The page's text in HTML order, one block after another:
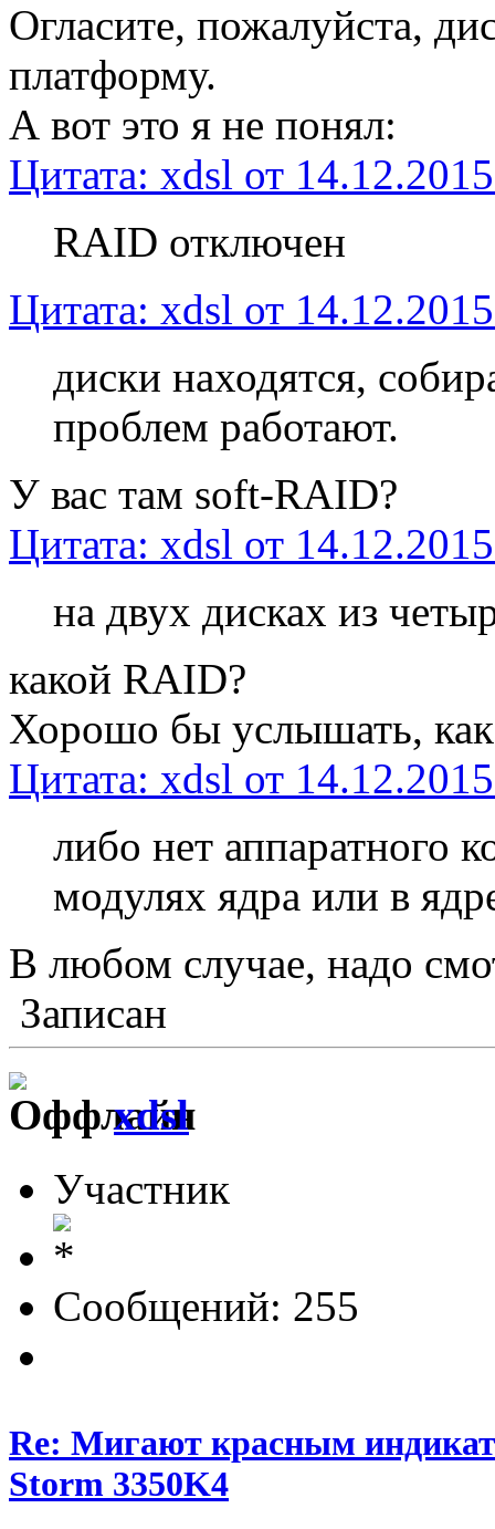
Огласите, пожалуйста,
платформу.
А вот это я не понял:
Цитата: xdsl от
RAID отключен
Цитата: xdsl от
диски находятся,
проблем работают.
У вас там soft-RAID?
Цитата: xdsl от
на двух дисках из
какой RAID?
Хорошо бы услышать, как
Цитата: xdsl от
либо нет аппаратного
модулях ядра или в
В любом случае, надо
Записан
xdsl
Участник
Сообщений: 255
Re: Мигают красным
Storm 3350K4